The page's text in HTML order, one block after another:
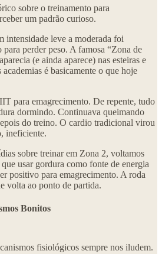
sobre o treinamento para
um padrão curioso.
intensidade leve a moderada foi
perder peso. A famosa “Zona de
(e ainda aparece) nas esteiras e
é basicamente o que hoje
para emagrecimento. De repente, tudo
dormindo. Continuava queimando
do treino. O cardio tradicional virou
ineficiente.
sobre treinar em Zona 2, voltamos
usar gordura como fonte de energia
positivo para emagrecimento. A roda
volta ao ponto de partida.
Bonitos
fisiológicos sempre nos iludem.